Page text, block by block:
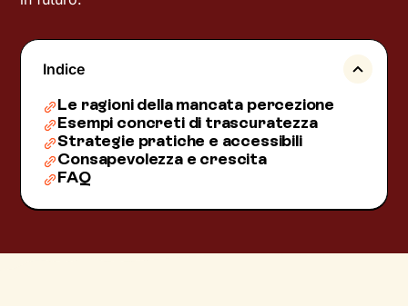
Indice
Le ragioni della mancata percezione
Esempi concreti di trascuratezza
Strategie pratiche e accessibili
Consapevolezza e crescita
FAQ